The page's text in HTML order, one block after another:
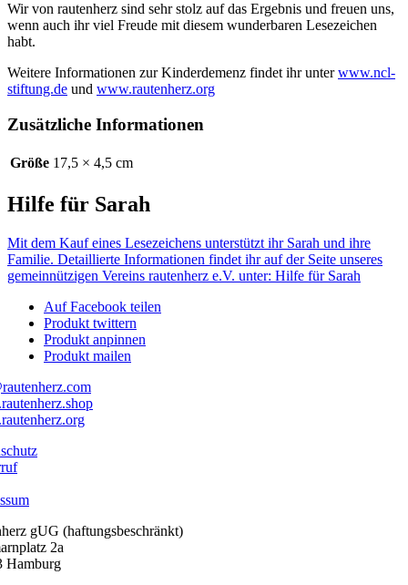
Wir von rautenherz sind sehr stolz auf das Ergebnis und freuen uns,
wenn auch ihr viel Freude mit diesem wunderbaren Lesezeichen
habt.
Weitere Informationen zur Kinderdemenz findet ihr unterwww.ncl-
stiftung.de und www.rautenherz.org
Zusätzliche Informationen
Größe 17,5 × 4,5 cm
Hilfe für Sarah
Mit dem Kauf eines Lesezeichens unterstützt ihr Sarah und ihre
Familie. Detaillierte Informationen findet ihr auf der Seite unseres
gemeinnützigen Vereins rautenherz e.V. unter: Hilfe für Sarah
Auf Facebook teilen
Produkt twittern
Produkt anpinnen
Produkt mailen
gUG (haftungsbeschränkt)
2a
Hamburg